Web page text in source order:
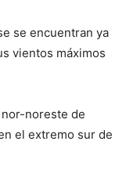
se encuentran ya
vientos máximos
noreste de
el extremo sur de